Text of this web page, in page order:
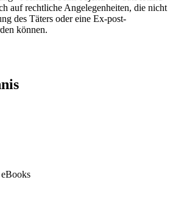
auf rechtliche Angelegenheiten, die nicht
des Täters oder eine Ex-post-
können.